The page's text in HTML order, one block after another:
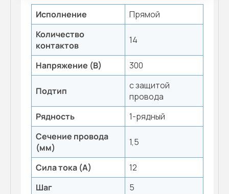
Исполнение
Прямой
Количество
контактов
14
Напряжение (В) 300
Подтип
с защитой
провода
Рядность
1-рядный
Сечение провода
(мм)
1,5
Сила тока (А)
12
Шаг
5